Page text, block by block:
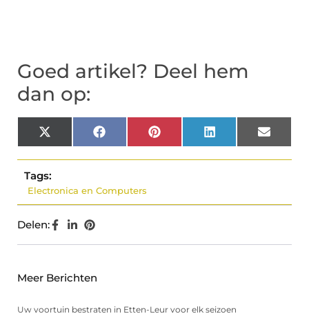
Goed artikel? Deel hem
dan op:
X
(Twitter)
Facebook Pinterest LinkedIn Email
Tags:
Electronica en Computers
Delen:
Meer Berichten
Uw voortuin bestraten in Etten-Leur voor elk seizoen